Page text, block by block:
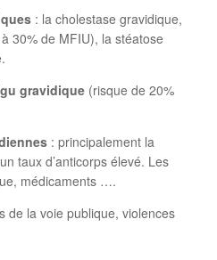
: la cholestase gravidique,
30% de MFIU), la stéatose
gravidique (risque de 20%
: principalement la
taux d’anticorps élevé. Les
médicaments ….
de la voie publique, violences